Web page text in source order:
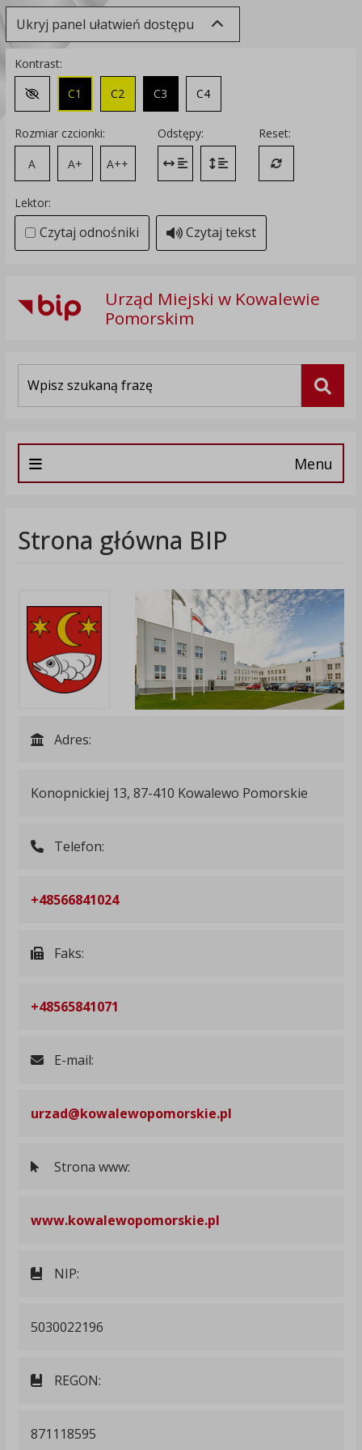
Ukryj panel ułatwień dostępu
Kontrast:
Zmień kontrast na domyślny
C1 C2 C3 C4
Rozmiar czcionki:
A
A+ A++
Odstępy:
Zmień odstęp między literami
Zmień interlinię i margines
Reset:
Przywróć
Lektor:
Czytaj odnośniki Czytaj tekst
Urząd Miejski w Kowalewie
Pomorskim
Menu
Strona główna BIP
Adres:
Konopnickiej 13, 87-410 Kowalewo Pomorskie
Telefon:
+48566841024
Faks:
+48565841071
E-mail:
urzad@kowalewopomorskie.pl
Strona www:
www.kowalewopomorskie.pl
NIP:
5030022196
REGON:
871118595